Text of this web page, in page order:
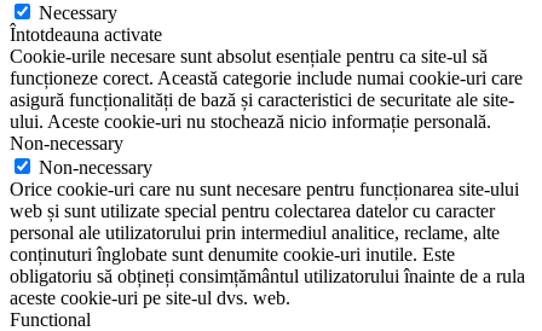
Necessary
Întotdeauna activate
Cookie-urile necesare sunt absolut esențiale pentru ca site-ul să
funcționeze corect. Această categorie include numai cookie-uri care
asigură funcționalități de bază și caracteristici de securitate ale site-
ului. Aceste cookie-uri nu stochează nicio informație personală.
Non-necessary
Non-necessary
Orice cookie-uri care nu sunt necesare pentru funcționarea site-ului
web și sunt utilizate special pentru colectarea datelor cu caracter
personal ale utilizatorului prin intermediul analitice, reclame, alte
conținuturi înglobate sunt denumite cookie-uri inutile. Este
obligatoriu să obțineți consimțământul utilizatorului înainte de a rula
aceste cookie-uri pe site-ul dvs. web.
Functional